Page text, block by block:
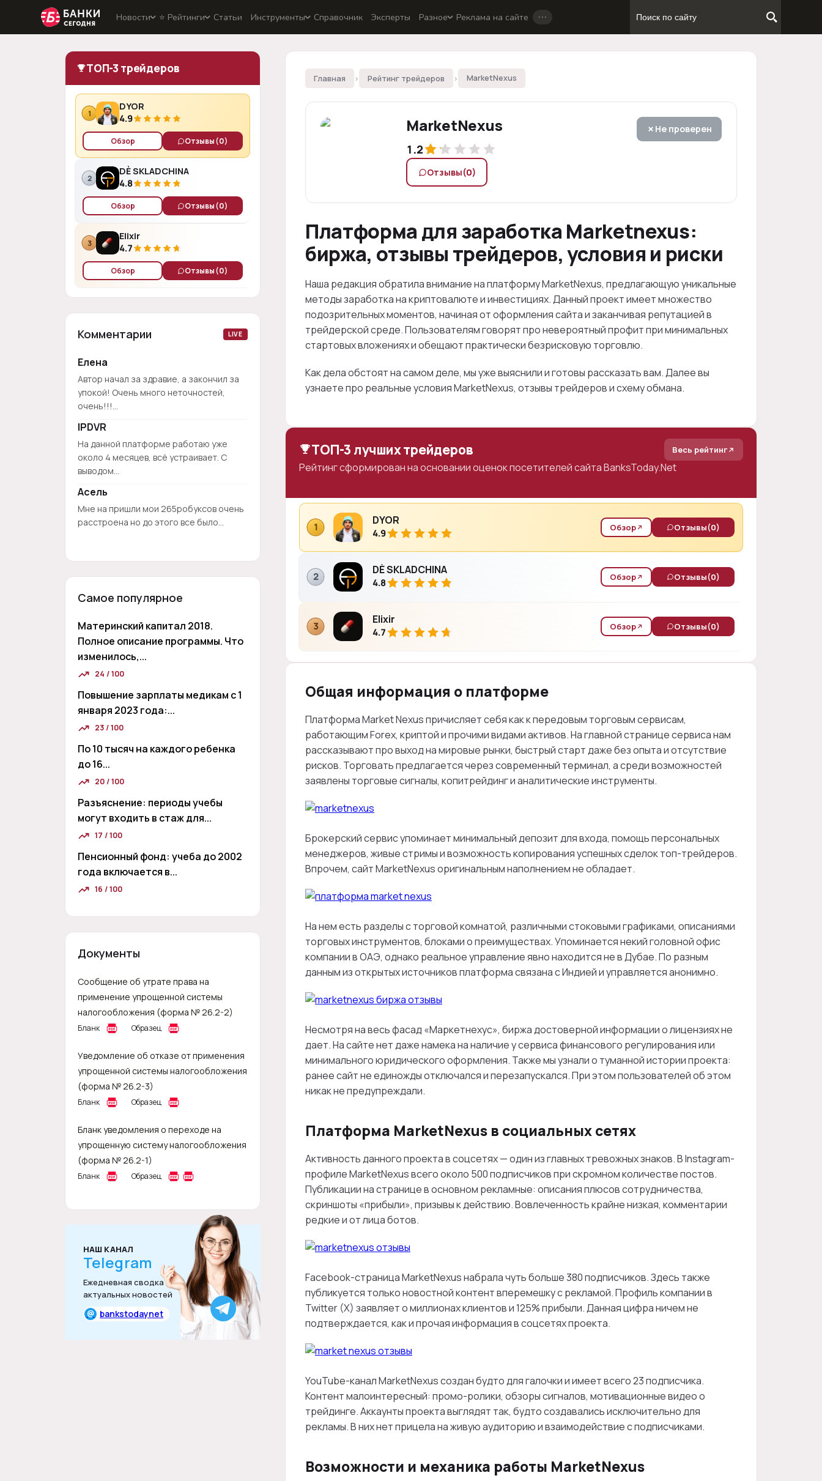
Новости ⭐️ Рейтинги Статьи Инструменты Справочник Эксперты Разное Реклама на сайте …
ТОП-3 трейдеров
1
DYOR
4.9
Обзор Отзывы(0)
2
DÈ SKLADCHINA
4.8
Обзор Отзывы(0)
3
Elixir
4.7
Обзор Отзывы(0)
Комментарии LIVE
Елена
Автор начал за здравие, а закончил за
упокой! Очень много неточностей,
очень!!!...
IPDVR
На данной платформе работаю уже
около 4 месяцев, всё устраивает. С
выводом...
Асель
Мне на пришли мои 265робуксов очень
расстроена но до этого все было...
Самое популярное
Материнский капитал 2018.
Полное описание программы. Что
изменилось,...
24 / 100
Повышение зарплаты медикам с 1
января 2023 года:...
23 / 100
По 10 тысяч на каждого ребенка
до 16...
20 / 100
Разъяснение: периоды учебы
могут входить в стаж для...
17 / 100
Пенсионный фонд: учеба до 2002
года включается в...
16 / 100
Документы
Сообщение об утрате права на
применение упрощенной системы
налогообложения (форма № 26.2-2)
Бланк Образец
Уведомление об отказе от применения
упрощенной системы налогообложения
(форма № 26.2-3)
Бланк Образец
Бланк уведомления о переходе на
упрощенную систему налогообложения
(форма № 26.2-1)
Бланк Образец
НАШ КАНАЛ
Telegram
Ежедневная сводка
актуальных новостей
@ bankstodaynet
Главная › Рейтинг трейдеров › MarketNexus
MarketNexus
1.2
Не проверен
Отзывы(0)
Платформа для заработка Marketnexus:
биржа, отзывы трейдеров, условия и риски
Наша редакция обратила внимание на платформу MarketNexus, предлагающую уникальные
методы заработка на криптовалюте и инвестициях. Данный проект имеет множество
подозрительных моментов, начиная от оформления сайта и заканчивая репутацией в
трейдерской среде. Пользователям говорят про невероятный профит при минимальных
стартовых вложениях и обещают практически безрисковую торговлю.
Как дела обстоят на самом деле, мы уже выяснили и готовы рассказать вам. Далее вы
узнаете про реальные условия MarketNexus, отзывы трейдеров и схему обмана.
ТОП-3 лучших трейдеров Весь рейтинг
Рейтинг сформирован на основании оценок посетителей сайта BanksToday.Net
1
DYOR
4.9 Обзор Отзывы(0)
2
DÈ SKLADCHINA
4.8 Обзор Отзывы(0)
3
Elixir
4.7 Обзор Отзывы(0)
Общая информация о платформе
Платформа Market Nexus причисляет себя как к передовым торговым сервисам,
работающим Forex, криптой и прочими видами активов. На главной странице сервиса нам
рассказывают про выход на мировые рынки, быстрый старт даже без опыта и отсутствие
рисков. Торговать предлагается через современный терминал, а среди возможностей
заявлены торговые сигналы, копитрейдинг и аналитические инструменты.
Брокерский сервис упоминает минимальный депозит для входа, помощь персональных
менеджеров, живые стримы и возможность копирования успешных сделок топ-трейдеров.
Впрочем, сайт MarketNexus оригинальным наполнением не обладает.
На нем есть разделы с торговой комнатой, различными стоковыми графиками, описаниями
торговых инструментов, блоками о преимуществах. Упоминается некий головной офис
компании в ОАЭ, однако реальное управление явно находится не в Дубае. По разным
данным из открытых источников платформа связана с Индией и управляется анонимно.
Несмотря на весь фасад «Маркетнехус», биржа достоверной информации о лицензиях не
дает. На сайте нет даже намека на наличие у сервиса финансового регулирования или
минимального юридического оформления. Также мы узнали о туманной истории проекта:
ранее сайт не единожды отключался и перезапускался. При этом пользователей об этом
никак не предупреждали.
Платформа MarketNexus в социальных сетях
Активность данного проекта в соцсетях — один из главных тревожных знаков. В Instagram-
профиле MarketNexus всего около 500 подписчиков при скромном количестве постов.
Публикации на странице в основном рекламные: описания плюсов сотрудничества,
скриншоты «прибыли», призывы к действию. Вовлеченность крайне низкая, комментарии
редкие и от лица ботов.
Facebook-страница MarketNexus набрала чуть больше 380 подписчиков. Здесь также
публикуется только новостной контент вперемешку с рекламой. Профиль компании в
Twitter (X) заявляет о миллионах клиентов и 125% прибыли. Данная цифра ничем не
подтверждается, как и прочая информация в соцсетях проекта.
YouTube-канал MarketNexus создан будто для галочки и имеет всего 23 подписчика.
Контент малоинтересный: промо-ролики, обзоры сигналов, мотивационные видео о
трейдинге. Аккаунты проекта выглядят так, будто создавались исключительно для
рекламы. В них нет прицела на живую аудиторию и взаимодействие с подписчиками.
Возможности и механика работы MarketNexus